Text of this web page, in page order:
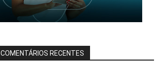
COMENTÁRIOS RECENTES